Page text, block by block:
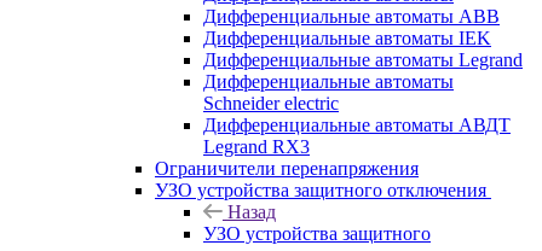
Дифференциальные автоматы ABB
Дифференциальные автоматы IEK
Дифференциальные автоматы Legrand
Дифференциальные автоматы
Schneider electric
Дифференциальные автоматы АВДТ
Legrand RX3
Ограничители перенапряжения
УЗО устройства защитного отключения
Назад
УЗО устройства защитного